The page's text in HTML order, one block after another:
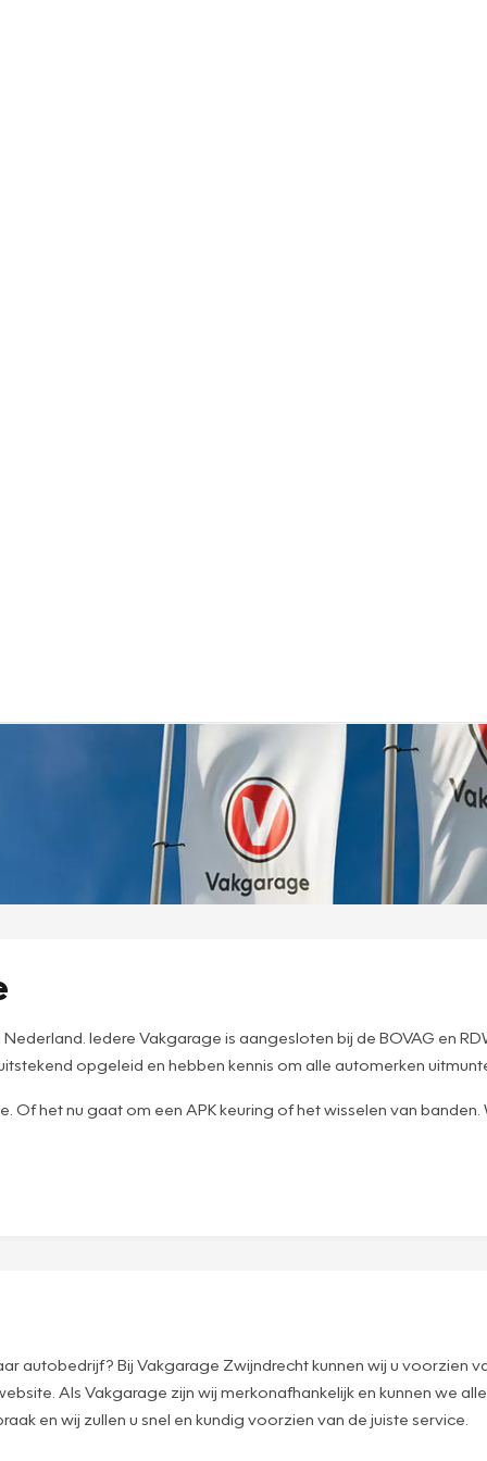
Iedere Vakgarage is aangesloten bij de BOVAG en
opgeleid en hebben kennis om alle automerken
Of het nu gaat om een APK keuring of het wisselen van banden.
autobedrijf? Bij Vakgarage Zwijndrecht kunnen wij u voorzien
Als Vakgarage zijn wij merkonafhankelijk en kunnen we
en wij zullen u snel en kundig voorzien van de juiste service.